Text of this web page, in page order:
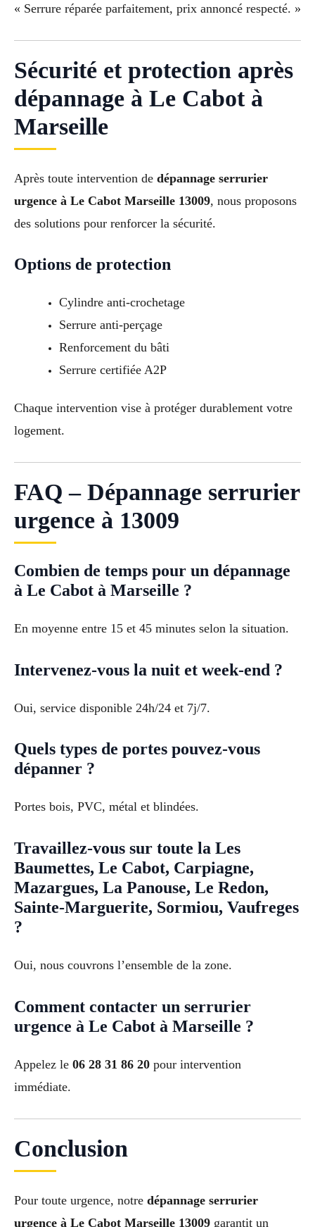
« Serrure réparée parfaitement, prix annoncé respecté. »
Sécurité et protection après
dépannage à Le Cabot à
Marseille
Après toute intervention de dépannage serrurier
urgence à Le Cabot Marseille 13009, nous proposons
des solutions pour renforcer la sécurité.
Options de protection
Cylindre anti-crochetage
Serrure anti-perçage
Renforcement du bâti
Serrure certifiée A2P
Chaque intervention vise à protéger durablement votre
logement.
FAQ – Dépannage serrurier
urgence à 13009
Combien de temps pour un dépannage
à Le Cabot à Marseille ?
En moyenne entre 15 et 45 minutes selon la situation.
Intervenez-vous la nuit et week-end ?
Oui, service disponible 24h/24 et 7j/7.
Quels types de portes pouvez-vous
dépanner ?
Portes bois, PVC, métal et blindées.
Travaillez-vous sur toute la Les
Baumettes, Le Cabot, Carpiagne,
Mazargues, La Panouse, Le Redon,
Sainte-Marguerite, Sormiou, Vaufreges
?
Oui, nous couvrons l’ensemble de la zone.
Comment contacter un serrurier
urgence à Le Cabot à Marseille ?
Appelez le 06 28 31 86 20 pour intervention
immédiate.
Conclusion
Pour toute urgence, notre dépannage serrurier
urgence à Le Cabot Marseille 13009 garantit un